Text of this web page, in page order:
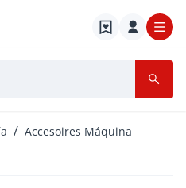
Accesoires Máquina